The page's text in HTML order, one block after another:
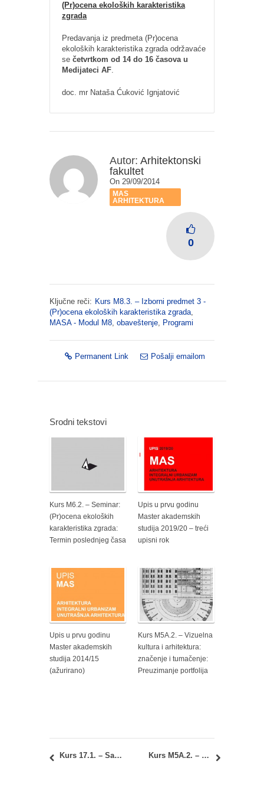
(Pr)ocena ekoloških karakteristika
zgrada
Predavanja iz predmeta (Pr)ocena
ekoloških karakteristika zgrada održavaće
se četvrtkom od 14 do 16 časova u
Medijateci AF.
doc. mr Nataša Ćuković Ignjatović
Autor: Arhitektonski
fakultet
On 29/09/2014
MAS
ARHITEKTURA
0
Ključne reči: Kurs M8.3. – Izborni predmet 3 -
(Pr)ocena ekoloških karakteristika zgrada,
MASA - Modul M8, obaveštenje, Programi
Permanent Link Pošalji emailom
Srodni tekstovi
Kurs M6.2. – Seminar:
(Pr)ocena ekoloških
karakteristika zgrada:
Termin poslednjeg časa
Upis u prvu godinu
Master akademskih
studija 2019/20 – treći
upisni rok
Upis u prvu godinu
Master akademskih
studija 2014/15
(ažurirano)
Kurs M5A.2. – Vizuelna
kultura i arhitektura:
značenje i tumačenje:
Preuzimanje portfolija
Kurs 17.1. – Saobraćaj u gradu: Termin predavanja Kurs M5A.2. – Strategije i politike prostora i Kurs M8.2. – Artist’s book: Preuzimanje zapisnika